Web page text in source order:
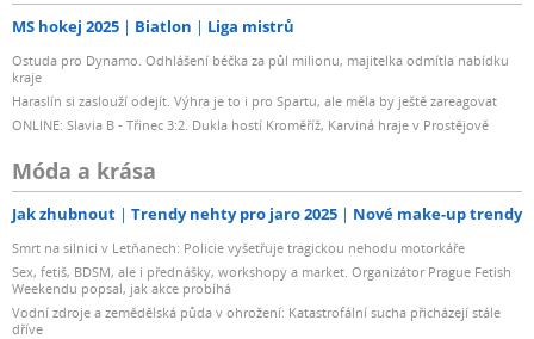
MS hokej 2025 Biatlon Liga mistrů
Ostuda pro Dynamo. Odhlášení béčka za půl milionu, majitelka odmítla nabídku
kraje
Haraslín si zaslouží odejít. Výhra je to i pro Spartu, ale měla by ještě zareagovat
ONLINE: Slavia B - Třinec 3:2. Dukla hostí Kroměříž, Karviná hraje v Prostějově
Móda a krása
Jak zhubnout Trendy nehty pro jaro 2025 Nové make-up trendy
Smrt na silnici v Letňanech: Policie vyšetřuje tragickou nehodu motorkáře
Sex, fetiš, BDSM, ale i přednášky, workshopy a market. Organizátor Prague Fetish
Weekendu popsal, jak akce probíhá
Vodní zdroje a zemědělská půda v ohrožení: Katastrofální sucha přicházejí stále
dříve